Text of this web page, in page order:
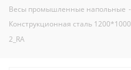
Весы промышленные напольные -
Конструкционная сталь 1200*1000
2_RA